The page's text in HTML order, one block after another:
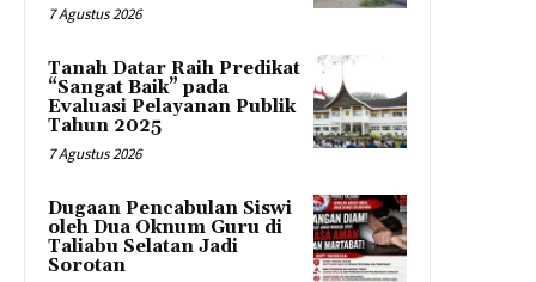
7 Agustus 2026
Tanah Datar Raih Predikat
“Sangat Baik” pada
Evaluasi Pelayanan Publik
Tahun 2025
7 Agustus 2026
Dugaan Pencabulan Siswi
oleh Dua Oknum Guru di
Taliabu Selatan Jadi
Sorotan